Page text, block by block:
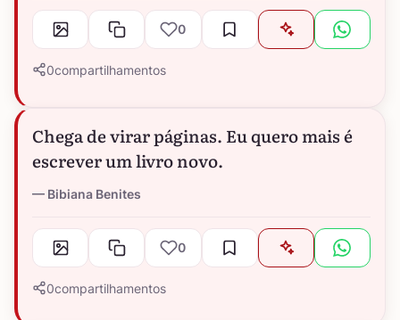
0
0compartilhamentos
Chega de virar páginas. Eu quero mais é
escrever um livro novo.
Bibiana Benites
0
0compartilhamentos